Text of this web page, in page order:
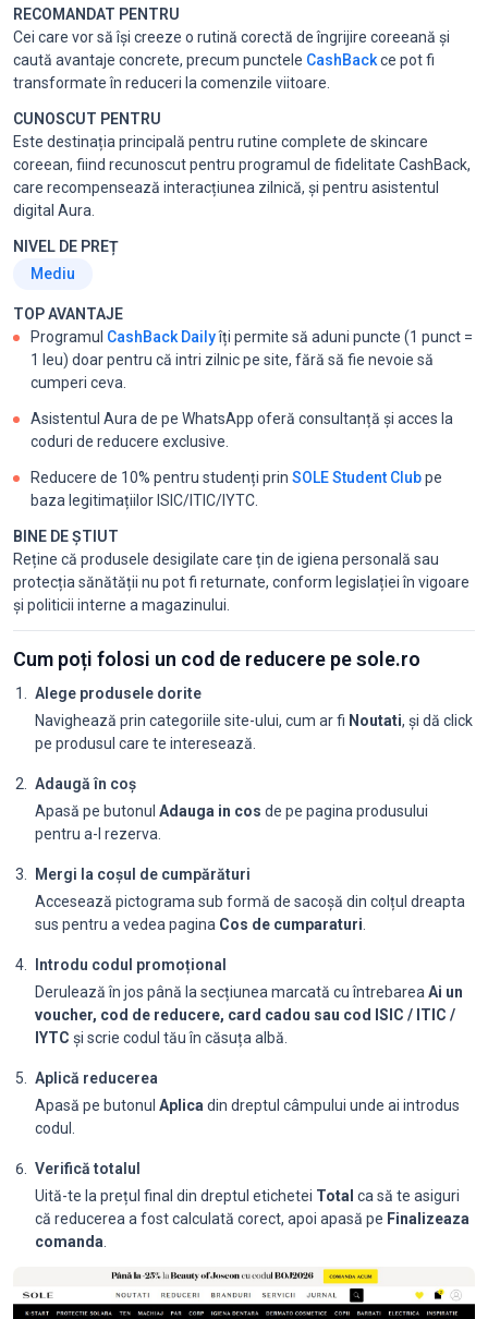
RECOMANDAT PENTRU
Cei care vor să își creeze o rutină corectă de îngrijire coreeană și
caută avantaje concrete, precum punctele CashBackce pot fi
transformate în reduceri la comenzile viitoare.
CUNOSCUT PENTRU
Este destinația principală pentru rutine complete de skincare
coreean, fiind recunoscut pentru programul de fidelitate CashBack,
care recompensează interacțiunea zilnică, și pentru asistentul
digital Aura.
NIVEL DE PREȚ
Mediu
TOP AVANTAJE
Programul CashBack Dailyîți permite să aduni puncte (1 punct =
1 leu) doar pentru că intri zilnic pe site, fără să fie nevoie să
cumperi ceva.
Asistentul Aura de pe WhatsApp oferă consultanță și acces la
coduri de reducere exclusive.
Reducere de 10% pentru studenți prin SOLE Student Clubpe
baza legitimațiilor ISIC/ITIC/IYTC.
BINE DE ȘTIUT
Reține că produsele desigilate care țin de igiena personală sau
protecția sănătății nu pot fi returnate, conform legislației în vigoare
și politicii interne a magazinului.
Cum poți folosi un cod de reducere pe sole.ro
Alege produsele dorite
Navighează prin categoriile site-ului, cum ar fi Noutati, și dă click
pe produsul care te interesează.
Adaugă în coș
Apasă pe butonul Adauga in cos de pe pagina produsului
pentru a-l rezerva.
Mergi la coșul de cumpărături
Accesează pictograma sub formă de sacoșă din colțul dreapta
sus pentru a vedea pagina Cos de cumparaturi
Introdu codul promoțional
Derulează în jos până la secțiunea marcată cu întrebarea Ai un
voucher, cod de reducere, card cadou sau cod ISIC / ITIC /
IYTC și scrie codul tău în căsuța albă.
Aplică reducerea
Apasă pe butonul Aplica din dreptul câmpului unde ai introdus
codul.
Verifică totalul
Uită-te la prețul final din dreptul etichetei Total ca să te asiguri
că reducerea a fost calculată corect, apoi apasă pe Finalizeaza
comanda